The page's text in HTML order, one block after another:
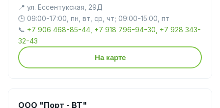
📍 ул. Ессентукская, 29Д
🕒 09:00-17:00, пн, вт, ср, чт; 09:00-15:00, пт
📞 +7 906 468-85-44, +7 918 796-94-30, +7 928 343-
32-43
На карте
ООО "Порт - ВТ"